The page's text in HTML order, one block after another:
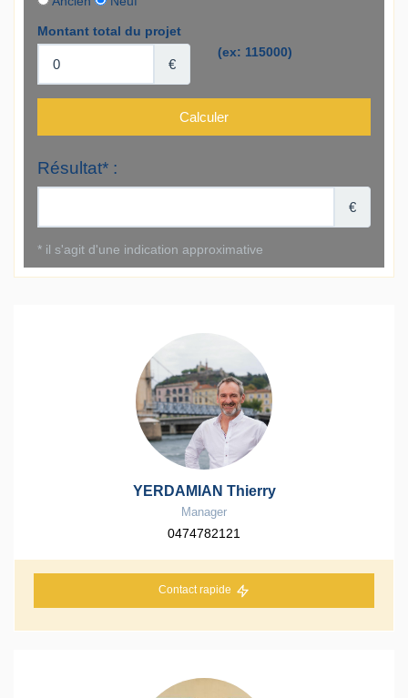
YERDAMIAN Thierry
Manager
0474782121
Contact rapide